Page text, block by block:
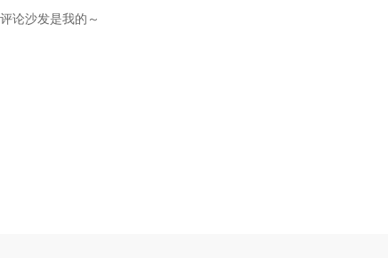
评论沙发是我的～